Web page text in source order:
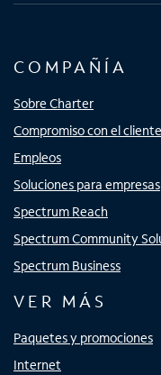
COMPAÑÍA
Sobre Charter
Compromiso con el cliente
Empleos
Soluciones para empresas
Spectrum Reach
Spectrum Community
Spectrum Business
VER MÁS
Paquetes y promociones
Internet